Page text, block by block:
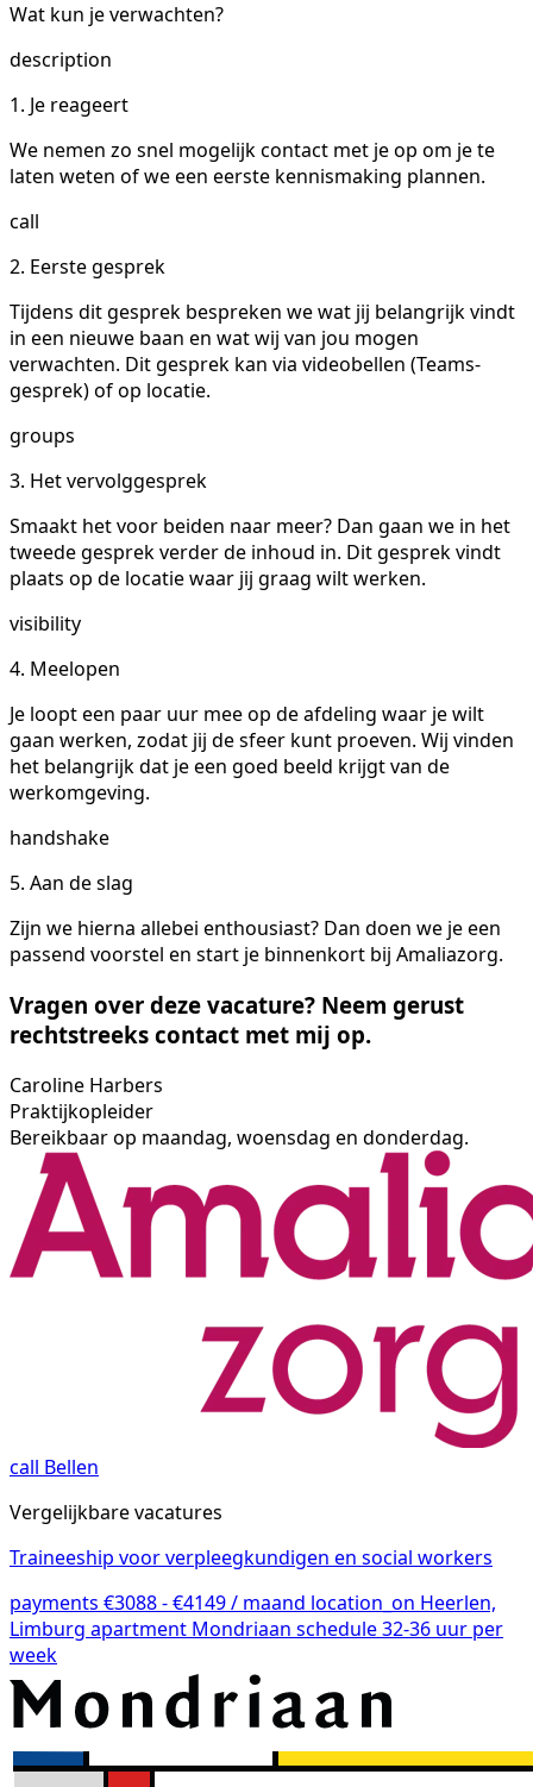
Wat kun je verwachten?
description
1. Je reageert
We nemen zo snel mogelijk contact met je op om je te
laten weten of we een eerste kennismaking plannen.
call
2. Eerste gesprek
Tijdens dit gesprek bespreken we wat jij belangrijk vindt
in een nieuwe baan en wat wij van jou mogen
verwachten. Dit gesprek kan via videobellen (Teams-
gesprek) of op locatie.
groups
3. Het vervolggesprek
Smaakt het voor beiden naar meer? Dan gaan we in het
tweede gesprek verder de inhoud in. Dit gesprek vindt
plaats op de locatie waar jij graag wilt werken.
visibility
4. Meelopen
Je loopt een paar uur mee op de afdeling waar je wilt
gaan werken, zodat jij de sfeer kunt proeven. Wij vinden
het belangrijk dat je een goed beeld krijgt van de
werkomgeving.
handshake
5. Aan de slag
Zijn we hierna allebei enthousiast? Dan doen we je een
passend voorstel en start je binnenkort bij Amaliazorg.
Vragen over deze vacature? Neem gerust
rechtstreeks contact met mij op.
Caroline Harbers
Praktijkopleider
Bereikbaar op maandag, woensdag en donderdag.
call Bellen
Vergelijkbare vacatures
Traineeship voor verpleegkundigen en social workers
payments €3088 - €4149 / maand location_on Heerlen,
Limburg apartment Mondriaan schedule32-36 uur per
week